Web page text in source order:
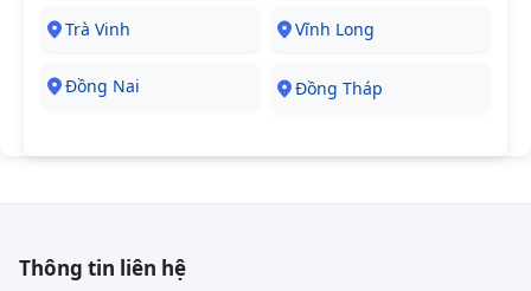
Trà Vinh Vĩnh Long
Đồng Nai Đồng Tháp
Thông tin liên hệ